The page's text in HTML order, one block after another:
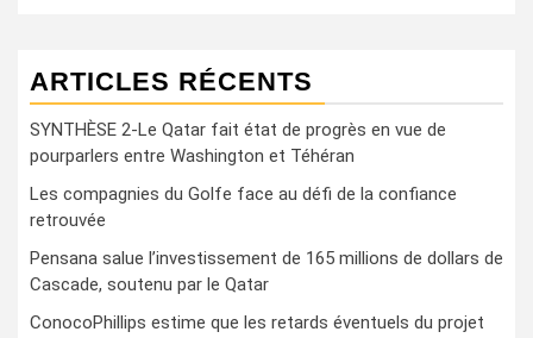
ARTICLES RÉCENTS
SYNTHÈSE 2-Le Qatar fait état de progrès en vue de
pourparlers entre Washington et Téhéran
Les compagnies du Golfe face au défi de la confiance
retrouvée
Pensana salue l’investissement de 165 millions de dollars de
Cascade, soutenu par le Qatar
ConocoPhillips estime que les retards éventuels du projet